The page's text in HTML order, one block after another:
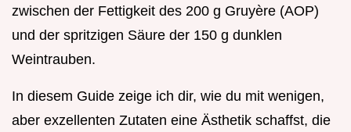
zwischen der Fettigkeit des 200 g Gruyère (AOP)
und der spritzigen Säure der 150 g dunklen
Weintrauben.
In diesem Guide zeige ich dir, wie du mit wenigen,
aber exzellenten Zutaten eine Ästhetik schaffst, die